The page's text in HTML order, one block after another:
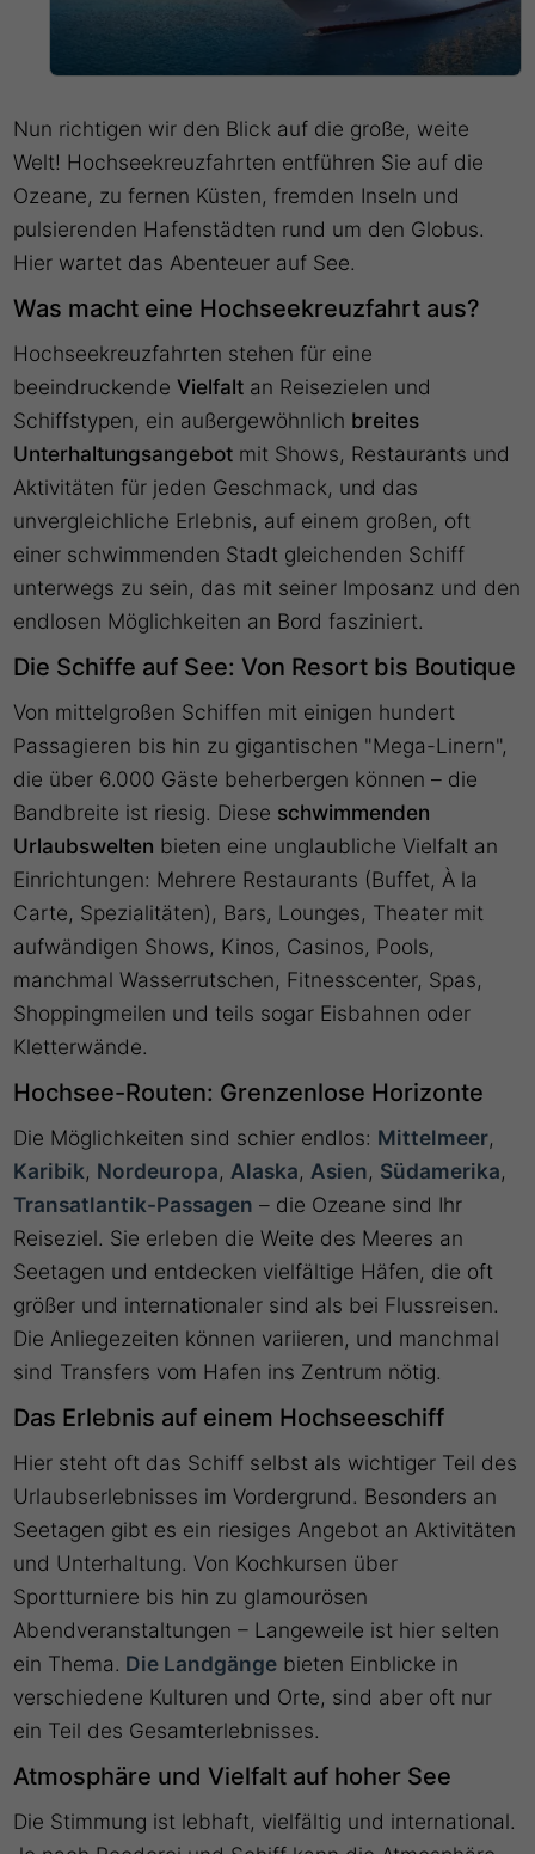
Nun richtigen wir den Blick auf die große, weite
Welt! Hochseekreuzfahrten entführen Sie auf die
Ozeane, zu fernen Küsten, fremden Inseln und
pulsierenden Hafenstädten rund um den Globus.
Hier wartet das Abenteuer auf See.
Was macht eine Hochseekreuzfahrt aus?
Hochseekreuzfahrten stehen für eine
beeindruckendeVielfalt an Reisezielen und
Schiffstypen, ein außergewöhnlich breites
Unterhaltungsangebot mit Shows, Restaurants und
Aktivitäten für jeden Geschmack, und das
unvergleichliche Erlebnis, auf einem großen, oft
einer schwimmenden Stadt gleichenden Schiff
unterwegs zu sein, das mit seiner Imposanz und den
endlosen Möglichkeiten an Bord fasziniert.
Die Schiffe auf See: Von Resort bis Boutique
Von mittelgroßen Schiffen mit einigen hundert
Passagieren bis hin zu gigantischen "Mega-Linern",
die über 6.000 Gäste beherbergen können – die
Bandbreite ist riesig. Diese schwimmenden
Urlaubswelten bieten eine unglaubliche Vielfalt an
Einrichtungen: Mehrere Restaurants (Buffet, À la
Carte, Spezialitäten), Bars, Lounges, Theater mit
aufwändigen Shows, Kinos, Casinos, Pools,
manchmal Wasserrutschen, Fitnesscenter, Spas,
Shoppingmeilen und teils sogar Eisbahnen oder
Kletterwände.
Hochsee-Routen: Grenzenlose Horizonte
Die Möglichkeiten sind schier endlos: Mittelmeer,
Karibik, Nordeuropa, Alaska, Asien, Südamerika,
Transatlantik-Passagen – die Ozeane sind Ihr
Reiseziel. Sie erleben die Weite des Meeres an
Seetagen und entdecken vielfältige Häfen, die oft
größer und internationaler sind als bei Flussreisen.
Die Anliegezeiten können variieren, und manchmal
sind Transfers vom Hafen ins Zentrum nötig.
Das Erlebnis auf einem Hochseeschiff
Hier steht oft das Schiff selbst als wichtiger Teil des
Urlaubserlebnisses im Vordergrund. Besonders an
Seetagen gibt es ein riesiges Angebot an Aktivitäten
und Unterhaltung. Von Kochkursen über
Sportturniere bis hin zu glamourösen
Abendveranstaltungen – Langeweile ist hier selten
ein Thema. Die Landgänge bieten Einblicke in
verschiedene Kulturen und Orte, sind aber oft nur
ein Teil des Gesamterlebnisses.
Atmosphäre und Vielfalt auf hoher See
Die Stimmung ist lebhaft, vielfältig und international.